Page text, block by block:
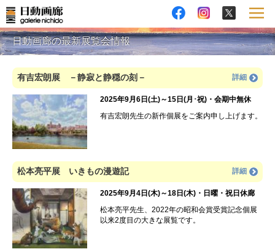
日動画廊の最新展覧会情報
有吉宏朗展 －静寂と静穏の刻－ 詳細
2025年9月6日(土)～15日(月･祝)・会期中無休
有吉宏朗先生の新作個展をご案内申し上げます。
松本亮平展 いきもの漫遊記 詳細
2025年9月4日(木)～18日(木)・日曜・祝日休廊
松本亮平先生、2022年の昭和会賞受賞記念個展
以来2度目の大きな展覧です。